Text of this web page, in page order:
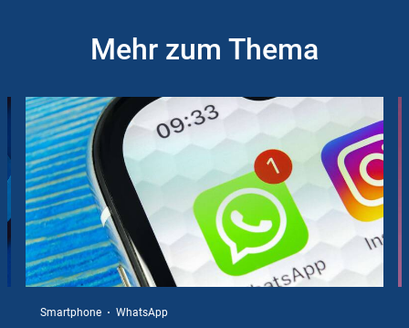
Mehr zum Thema
Instructions
Smartphone WhatsApp